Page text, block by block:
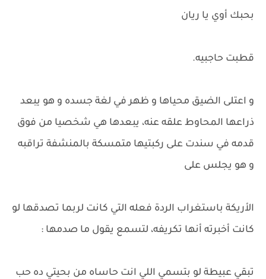
بحبك أوي يا ريان
قطبت حاجبيه.
و اعتلى الضيق محياها و ظهر في لغة جسده و هو يبعد
ذراعها المحاوط علقه عنه، يبعدها هي شخصيا من فوق
قدمه في سندت على ركبتيها متمسكة بالمنشفة تراقبه
و هو يجلس على
الأريكة باستغراب الردة فعله التي كانت لربما تصدقها لو
كانت أخبرته أنها تكريفه، لتسمع يقول ما صدمها :
تبقي عبيطة لو بتسمي اللي انت حاساه من بحيتي ده حب